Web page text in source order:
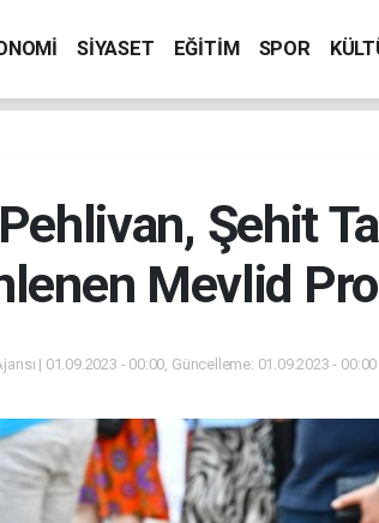
SİYASET EĞİTİM SPOR
Şehit
Mevlid
| 01.09.2023 - 00:00, Güncelleme: 01.09.2023 - 00:00